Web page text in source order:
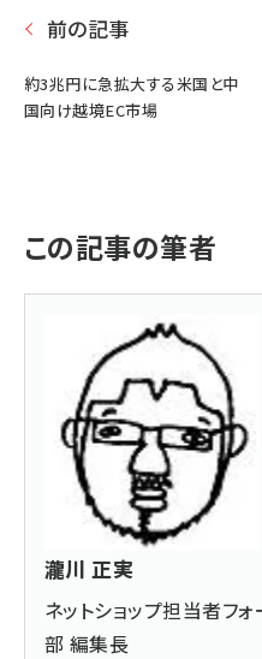
前の記事
約3兆円に急拡大する米国と中
国向け越境EC市場
この記事の筆者
瀧川 正実
ネットショップ担当者フ
部 編集長